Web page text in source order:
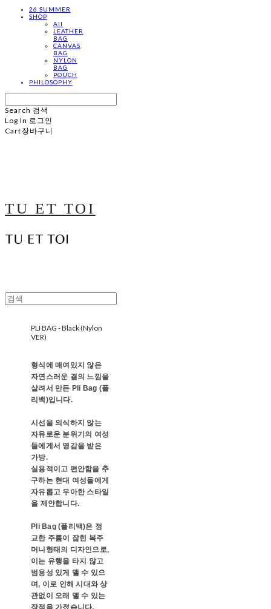
26 SUMMER
SHOP
All
LEATHER
BAG
CANVAS
BAG
NYLON
BAG
POUCH
PHILOSOPHY
Search 검색
Log In 로그인
Cart 장바구니
TU ET TOI
PLI BAG - Black (Nylon
VER)
형식에 매여있지 않은
자연스러운 결의 느낌을
살려서 만든 Pli Bag (플
리백)입니다.
시선을 의식하지 않는
자유로운 분위기의 여성
들에게서 영감을 받은
가방.
실용적이고 편안함을 추
구하는 현대 여성들에게
자유롭고 우아한 스타일
을 제안합니다.
Pli Bag (플리백)은 정
교한 주름이 잡힌 복주
머니형태의 디자인으로,
이는 유행을 타지 않고
범용성 있게 맬 수 있으
며, 이로 인해 시대와 상
관없이 오래 맬 수 있는